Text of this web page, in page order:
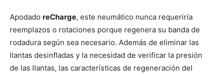
Apodado reCharge, este neumático nunca requeriría
reemplazos o rotaciones porque regenera su banda de
rodadura según sea necesario. Además de eliminar las
llantas desinfladas y la necesidad de verificar la presión
de las llantas, las características de regeneración del